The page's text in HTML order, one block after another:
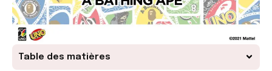
Table des matières